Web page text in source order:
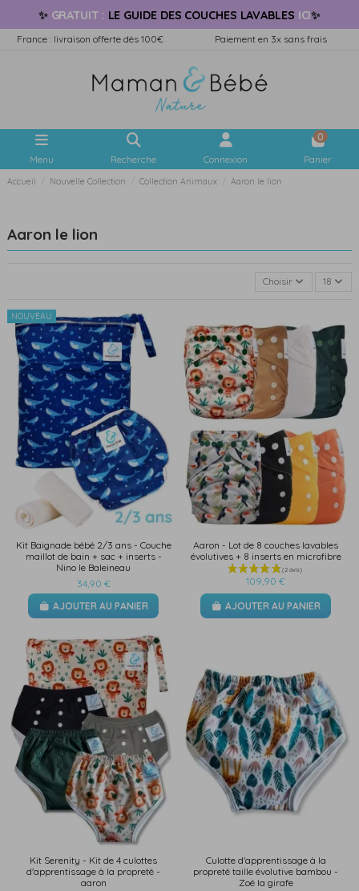
✨ GRATUIT : LE GUIDE DES COUCHES LAVABLES ICI✨
France : livraison offerte dès 100€ Paiement en 3x sans frais
Menu Recherche Connexion
0
Panier
Accueil Nouvelle Collection Collection Animaux Aaron le lion
Aaron le lion
Choisir 18
NOUVEAU
Kit Baignade bébé 2/3 ans - Couche
maillot de bain + sac + inserts -
Nino le Baleineau
34,90 €
AJOUTER AU PANIER
Aaron - Lot de 8 couches lavables
évolutives + 8 inserts en microfibre
109,90 €
AJOUTER AU PANIER
Kit Serenity - Kit de 4 culottes
d'apprentissage à la propreté -
aaron
Culotte d'apprentissage à la
propreté taille évolutive bambou -
Zoé la girafe